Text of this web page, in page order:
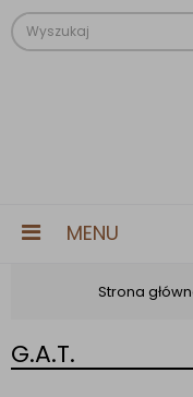
MENU
Strona
G.A.T.